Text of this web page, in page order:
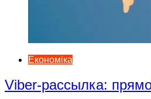
Економіка
Viber-рассылка: